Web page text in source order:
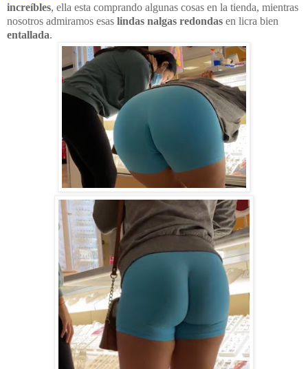
increíbles, ella esta comprando algunas cosas en la tienda, mientras
nosotros admiramos esas lindas nalgas redondas en licra bien
entallada.